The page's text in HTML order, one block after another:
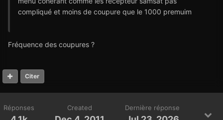
compliqué et moins de coupure que le 1000 premuim
Fréquence des coupures ?
Citer
Réponses Created Dernière réponse